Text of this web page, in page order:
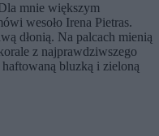
mnie większym
wesoło Irena Pietras.
dłonią. Na palcach mienią
z najprawdziwszego
bluzką i zieloną